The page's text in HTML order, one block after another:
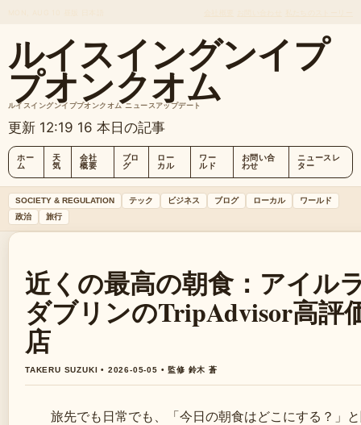
ルイスイングンイプ
プオンクオム
ルイスイングンイププオンクオム ニュースアップデート
更新 12:19 16 本日の記事
ホー
ム
天
気
会社
概要
ブロ
グ
ロー
カル
ワー
ルド
お問い合
わせ
ニュースレ
ター
SOCIETY & REGULATION テック ビジネス ブログ ローカル
ワールド
政治
旅行
近くの最高の朝食：アイル
ダブリンのTripAdvisor高評
店
TAKERU SUZUKI • 2026-05-05 • 監修 鈴木 蒼
旅先でも日常でも、「今日の朝食はどこにする？」